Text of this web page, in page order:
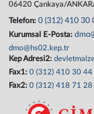
06420 Çankaya/
Telefon:0 (312) 410 30
Kurumsal E-Posta:
dmo@hs02.kep.tr
Kep Adresi2:
Fax1:0 (312) 410 30 44
Fax2:0 (312) 418 71 28